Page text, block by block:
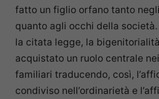
fatto un figlio orfano tanto
quanto agli occhi della
la citata legge, la
acquistato un ruolo centrale
familiari traducendo, così,
condiviso nell’ordinarietà e